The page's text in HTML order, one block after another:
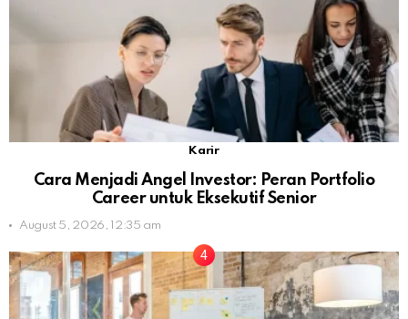
Karir
Cara Menjadi Angel Investor: Peran Portfolio
Career untuk Eksekutif Senior
August 5, 2026, 12:35 am